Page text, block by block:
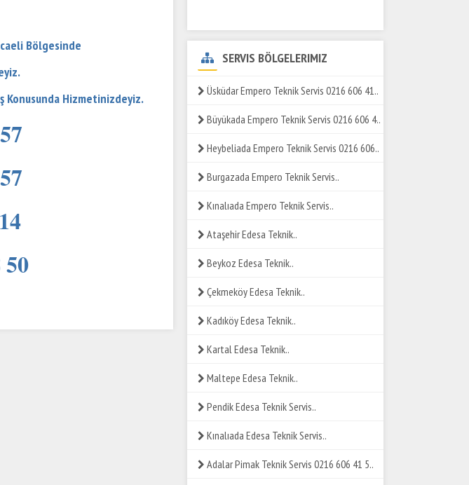
Bölgesinde
Konusunda Hizmetinizdeyiz.
SERVIS BÖLGELERIMIZ
Üsküdar Empero Teknik Servis 0216 606 41..
Büyükada Empero Teknik Servis 0216 606 4..
Heybeliada Empero Teknik Servis 0216 606..
Burgazada Empero Teknik Servis..
Kınalıada Empero Teknik Servis..
Ataşehir Edesa Teknik..
Beykoz Edesa Teknik..
Çekmeköy Edesa Teknik..
Kadıköy Edesa Teknik..
Kartal Edesa Teknik..
Maltepe Edesa Teknik..
Pendik Edesa Teknik Servis..
Kınalıada Edesa Teknik Servis..
Adalar Pimak Teknik Servis 0216 606 41 5..